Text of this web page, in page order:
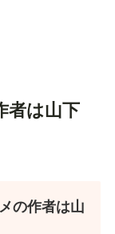
者は山下
の作者は山